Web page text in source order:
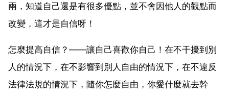
兩，知道自己還是有很多優點，並不會因他人的觀點而
改變，這才是自信呀！
怎麼提高自信？——讓自己喜歡你自己！在不干擾到別
人的情況下，在不影響到別人自由的情況下，在不違反
法律法規的情況下，隨你怎麼自由，你愛什麼就去幹